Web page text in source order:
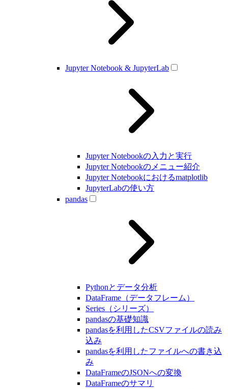
Jupyter Notebook & JupyterLab
Jupyter Notebookの入力と実行
Jupyter Notebookのメニュー紹介
Jupyter Notebookにおけるmatplotlib
JupyterLabの使い方
pandas
Pythonとデータ分析
DataFrame（データフレーム）
Series（シリーズ）
pandasの基礎知識
pandasを利用したCSVファイルの読み
込み
pandasを利用したファイルへの書き込
み
DataFrameのJSONへの変換
DataFrameのサマリ